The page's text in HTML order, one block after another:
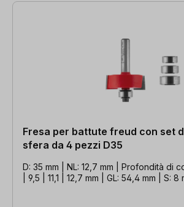
Fresa per battute freud con set
sfera da 4 pezzi D35
D: 35 mm | NL: 12,7 mm | Profondità di
| 9,5 | 11,1 | 12,7 mm | GL: 54,4 mm | S: 8